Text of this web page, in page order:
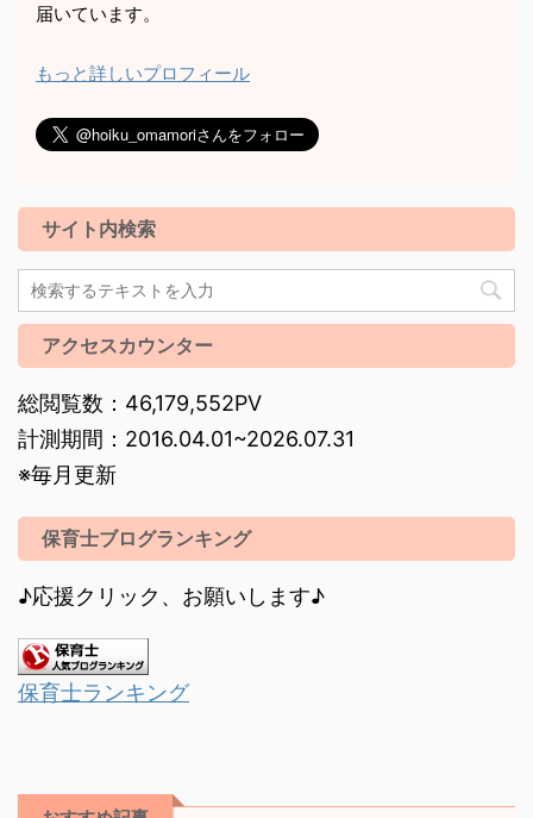
届いています。
もっと詳しいプロフィール
サイト内検索
アクセスカウンター
総閲覧数：46,179,552PV
計測期間：2016.04.01~2026.07.31
※毎月更新
保育士ブログランキング
♪応援クリック、お願いします♪
保育士ランキング